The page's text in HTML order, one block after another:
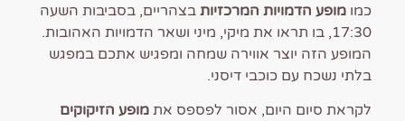
כמו מופע הדמויות המרכזיות בצהריים, בסביבות השעה
17:30, בו תראו את מיקי, מיני ושאר הדמויות האהובות.
המופע הזה יוצר אווירה שמחה ומפגיש אתכם במפגש
בלתי נשכח עם כוכבי דיסני.
לקראת סיום היום, אסור לפספס את מופע הזיקוקים